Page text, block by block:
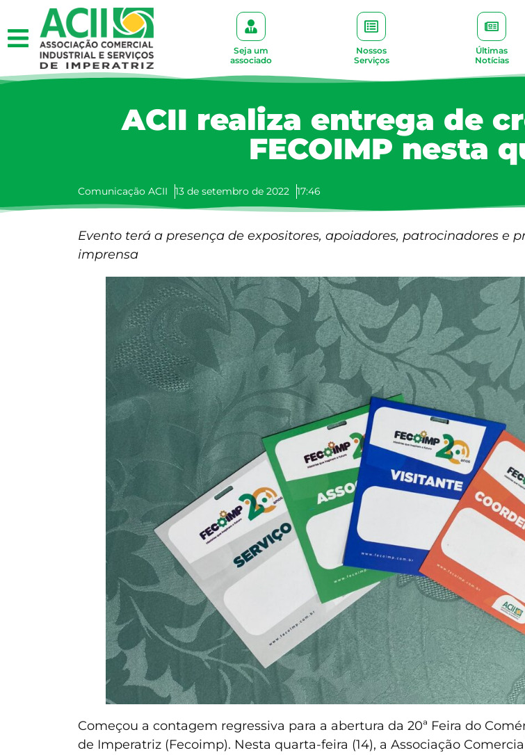
Seja um
associado
Nossos
Serviços
Últimas
Notícias
ACII realiza entrega de
FECOIMP nesta
Comunicação ACII 13 de setembro de 2022 17:46
Evento terá a presença de expositores, apoiadores, patrocinadores e
imprensa
Começou a contagem regressiva para a abertura da 20ª Feira do
de Imperatriz (Fecoimp). Nesta quarta-feira (14), a Associação